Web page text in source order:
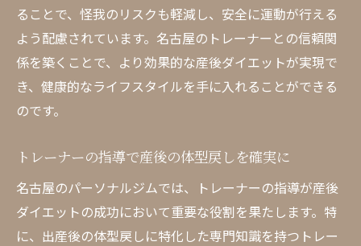
ることで、怪我のリスクも軽減し、安全に運動が行える
よう配慮されています。名古屋のトレーナーとの信頼関
係を築くことで、より効果的な産後ダイエットが実現で
き、健康的なライフスタイルを手に入れることができる
のです。
トレーナーの指導で産後の体型戻しを確実に
名古屋のパーソナルジムでは、トレーナーの指導が産後
ダイエットの成功において重要な役割を果たします。特
に、出産後の体型戻しに特化した専門知識を持つトレー